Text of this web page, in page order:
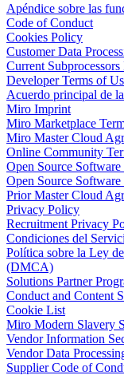
Formatos
Casos de uso
General
Apéndice sobre las
Code of Conduct
Cookies Policy
Customer Data
Current
Developer Terms of
Acuerdo principal de
Miro Imprint
Miro Marketplace
Miro Master Cloud
Online Community
Open Source
Open Source Software
Prior Master Cloud
Privacy Policy
Recruitment Privacy
Condiciones del
Política sobre la Ley
(DMCA)
Solutions Partner
Conduct and Content
Cookie List
Miro Modern Slavery
Vendor Information
Vendor Data
Supplier Code of